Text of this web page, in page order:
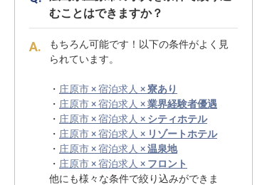
むことはできますか？
もちろん可能です！以下の条件がよく見
られています。
・ 庄原市 × 宿泊求人 ×寮あり
・ 庄原市 × 宿泊求人 ×業界経験者優遇
・ 庄原市 × 宿泊求人 × シティホテル
・ 庄原市 × 宿泊求人 × リゾートホテル
・ 庄原市 × 宿泊求人 ×温泉地
・ 庄原市 × 宿泊求人 × フロント
他にも様々な条件で絞り込みができま